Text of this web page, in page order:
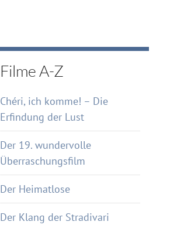
Filme A-Z
Chéri, ich komme! – Die
Erfindung der Lust
Der 19. wundervolle
Überraschungsfilm
Der Heimatlose
Der Klang der Stradivari